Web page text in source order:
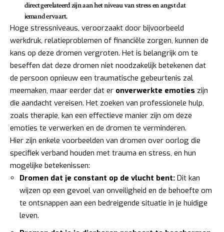
direct gerelateerd zijn aan het niveau van stress en angst dat
iemand ervaart.
Hoge stressniveaus, veroorzaakt door bijvoorbeeld
werkdruk, relatieproblemen of financiële zorgen, kunnen de
kans op deze dromen vergroten. Het is belangrijk om te
beseffen dat deze dromen niet noodzakelijk betekenen dat
de persoon opnieuw een traumatische gebeurtenis zal
meemaken, maar eerder dat er onverwerkte emoties zijn
die aandacht vereisen. Het zoeken van professionele hulp,
zoals therapie, kan een effectieve manier zijn om deze
emoties te verwerken en de dromen te verminderen.
Hier zijn enkele voorbeelden van dromen over oorlog die
specifiek verband houden met trauma en stress, en hun
mogelijke betekenissen:
Dromen dat je constant op de vlucht bent: Dit kan
wijzen op een gevoel van onveiligheid en de behoefte om
te ontsnappen aan een bedreigende situatie in je huidige
leven.